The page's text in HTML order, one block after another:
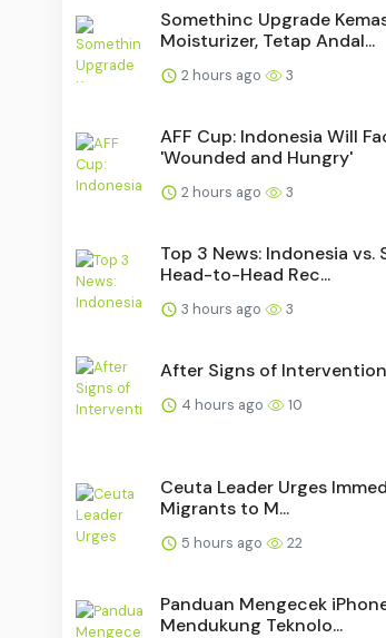
Somethinc Upgrade
Moisturizer, Tetap Andal...
2 hours ago 3
AFF Cup: Indonesia Will
'Wounded and Hungry'
2 hours ago 3
Top 3 News: Indonesia vs.
Head-to-Head Rec...
3 hours ago 3
After Signs of
4 hours ago 10
Ceuta Leader Urges
Migrants to M...
5 hours ago 22
Panduan Mengecek
Mendukung Teknolo...